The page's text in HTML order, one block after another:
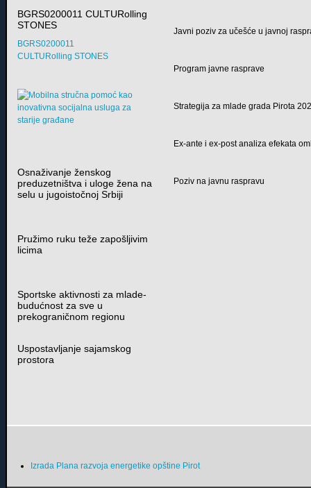
Javni poziv za učešće u javnoj
Program javne rasprave
Strategija za mlade grada Pirota
Ex-ante i ex-post analiza efekata
Poziv na javnu raspravu
BGRS0200011 CULTURolling
STONES
BGRS0200011
CULTURolling STONES
Osnaživanje ženskog
preduzetništva i uloge žena na
selu u jugoistočnoj Srbiji
Pružimo ruku teže zapošljivim
licima
Sportske aktivnosti za mlade-
budućnost za sve u
prekograničnom regionu
Uspostavljanje sajamskog
prostora
Izrada Plana razvoja energetike opštine Pirot